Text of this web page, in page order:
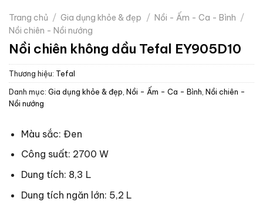
Trang chủ / Gia dụng khỏe & đẹp / Nồi - Ấm - Ca - Bình /
Nồi chiên - Nồi nướng
Nồi chiên không dầu Tefal EY905D10
Thương hiệu: Tefal
Danh mục: Gia dụng khỏe & đẹp Nồi - Ấm - Ca - Bình Nồi chiên -
Nồi nướng
Màu sắc: Đen
Công suất: 2700 W
Dung tích: 8,3 L
Dung tích ngăn lớn: 5,2 L